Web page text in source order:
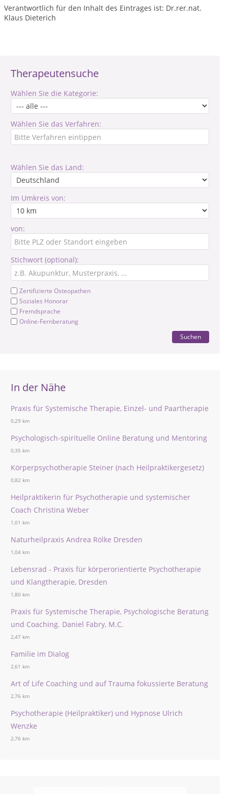
Therapeutensuche
Wählen Sie die Kategorie:
Wählen Sie das Verfahren:
Wählen Sie das Land:
Im Umkreis von:
von:
Stichwort (optional):
Zertifizierte Osteopathen
Soziales Honorar
Fremdsprache
Online-Fernberatung
Suchen
In der Nähe
Praxis für Systemische Therapie, Einzel- und Paartherapie
0,29 km
Psychologisch-spirituelle Online Beratung und Mentoring
0,35 km
Körperpsychotherapie Steiner (nach Heilpraktikergesetz)
0,82 km
Heilpraktikerin für Psychotherapie und systemischer
Coach Christina Weber
1,01 km
Naturheilpraxis Andrea Rölke Dresden
1,04 km
Lebensrad - Praxis für körperorientierte Psychotherapie
und Klangtherapie, Dresden
1,80 km
Praxis für Systemische Therapie, Psychologische Beratung
und Coaching. Daniel Fabry, M.C.
2,47 km
Familie im Dialog
2,61 km
Art of Life Coaching und auf Trauma fokussierte Beratung
2,76 km
Psychotherapie (Heilpraktiker) und Hypnose Ulrich
Wenzke
2,76 km
Verantwortlich für den Inhalt des Eintrages ist: Dr.rer.nat.
Klaus Dieterich